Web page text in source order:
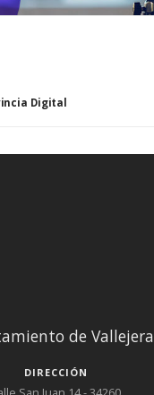
Digital
de Vallejera
DIRECCIÓN